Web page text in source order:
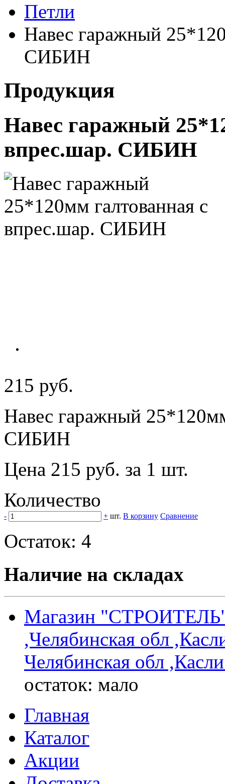
Петли
Навес гаражный
СИБИН
Продукция
Навес гаражный
впрес.шар. СИБИН
215 руб.
Навес гаражный
СИБИН
Цена 215 руб. за 1 шт.
Количество
- + шт. В корзину Сравнение
Остаток: 4
Наличие на складах
Магазин
,Челябинская обл
Челябинская обл
остаток: мало
Главная
Каталог
Акции